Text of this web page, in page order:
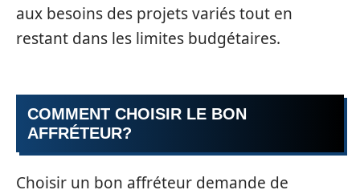
aux besoins des projets variés tout en
restant dans les limites budgétaires.
COMMENT CHOISIR LE BON
AFFRÉTEUR?
Choisir un bon affréteur demande de